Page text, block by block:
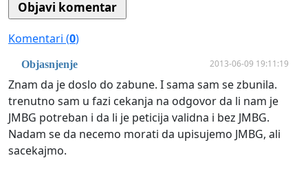
Komentari (0)
Objasnjenje 2013-06-09 19:11:19
Znam da je doslo do zabune. I sama sam se zbunila.
trenutno sam u fazi cekanja na odgovor da li nam je
JMBG potreban i da li je peticija validna i bez JMBG.
Nadam se da necemo morati da upisujemo JMBG, ali
sacekajmo.